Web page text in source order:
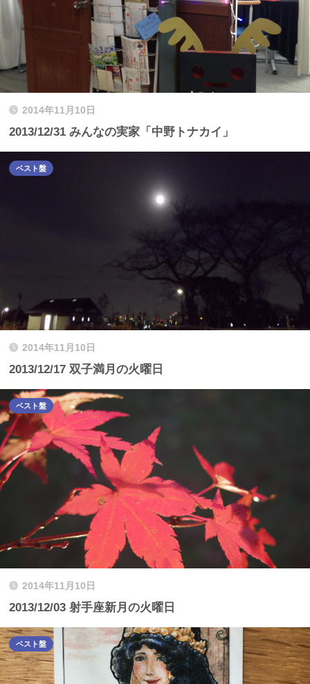
2014年11月10日
2013/12/31 みんなの実家「中野トナカイ」
2014年11月10日
2013/12/17 双子満月の火曜日
ベスト盤
2014年11月10日
2013/12/03 射手座新月の火曜日
ベスト盤
ベスト盤